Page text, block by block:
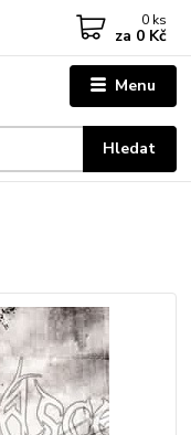
Menu
Hledat
0 ks
za 0 Kč